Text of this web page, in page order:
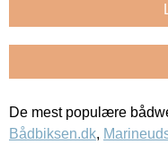
De mest populære
Bådbiksen.dk,